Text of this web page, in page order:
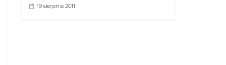
19 sierpnia 2011